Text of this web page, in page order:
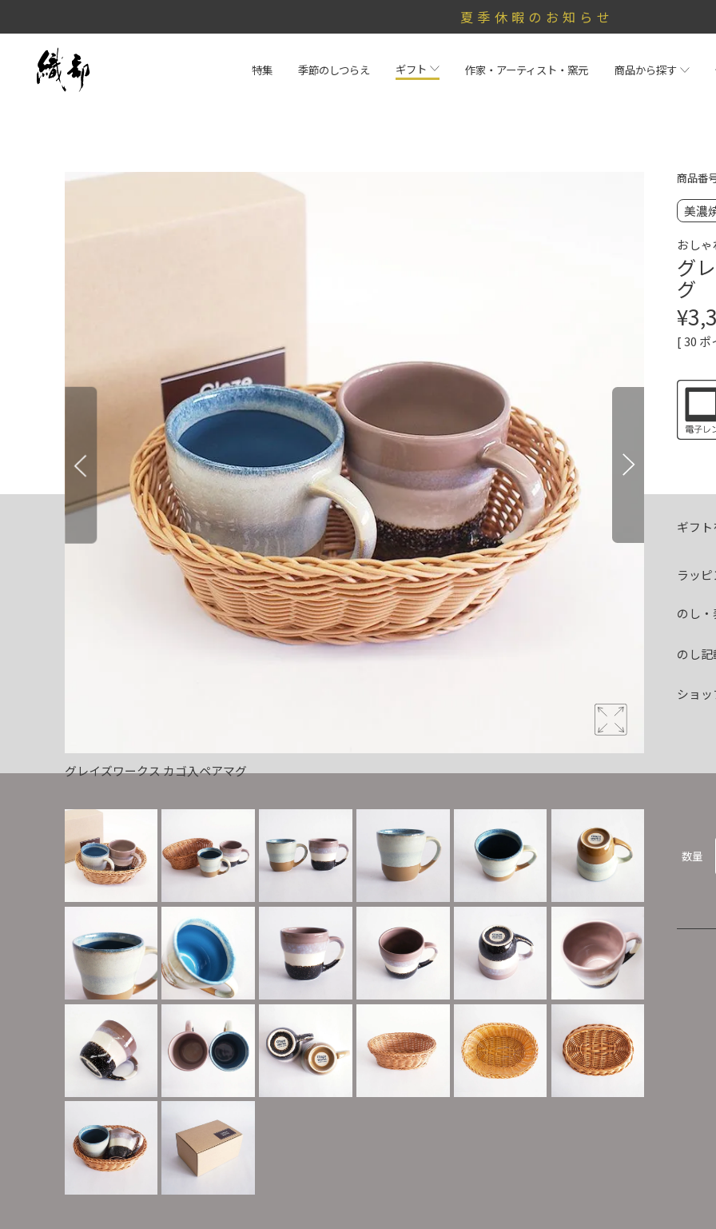
夏季休暇のお知らせ
特集 季節のしつらえ ギフト 作家・アーティスト・窯元 商品から探す
グレイズワークス カゴ入ペアマグ カゴとペア
商品番
美濃
おし
グ
グ
¥
[30 ポ
ギフ
ラッ
のし・
のし記
ショ
数量